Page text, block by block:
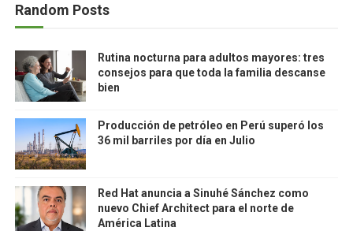
Random Posts
Rutina nocturna para adultos mayores: tres
consejos para que toda la familia descanse
bien
Producción de petróleo en Perú superó los
36 mil barriles por día en Julio
Red Hat anuncia a Sinuhé Sánchez como
nuevo Chief Architect para el norte de
América Latina